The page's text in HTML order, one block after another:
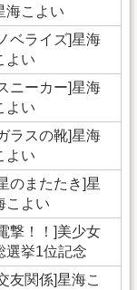
海こよい
ベライズ]星海
よい
ニーカー]星海
よい
ラスの靴]星海
よい
のまたたき]星
こよい
撃！！]美少女
選挙1位記念
友関係]星海こ